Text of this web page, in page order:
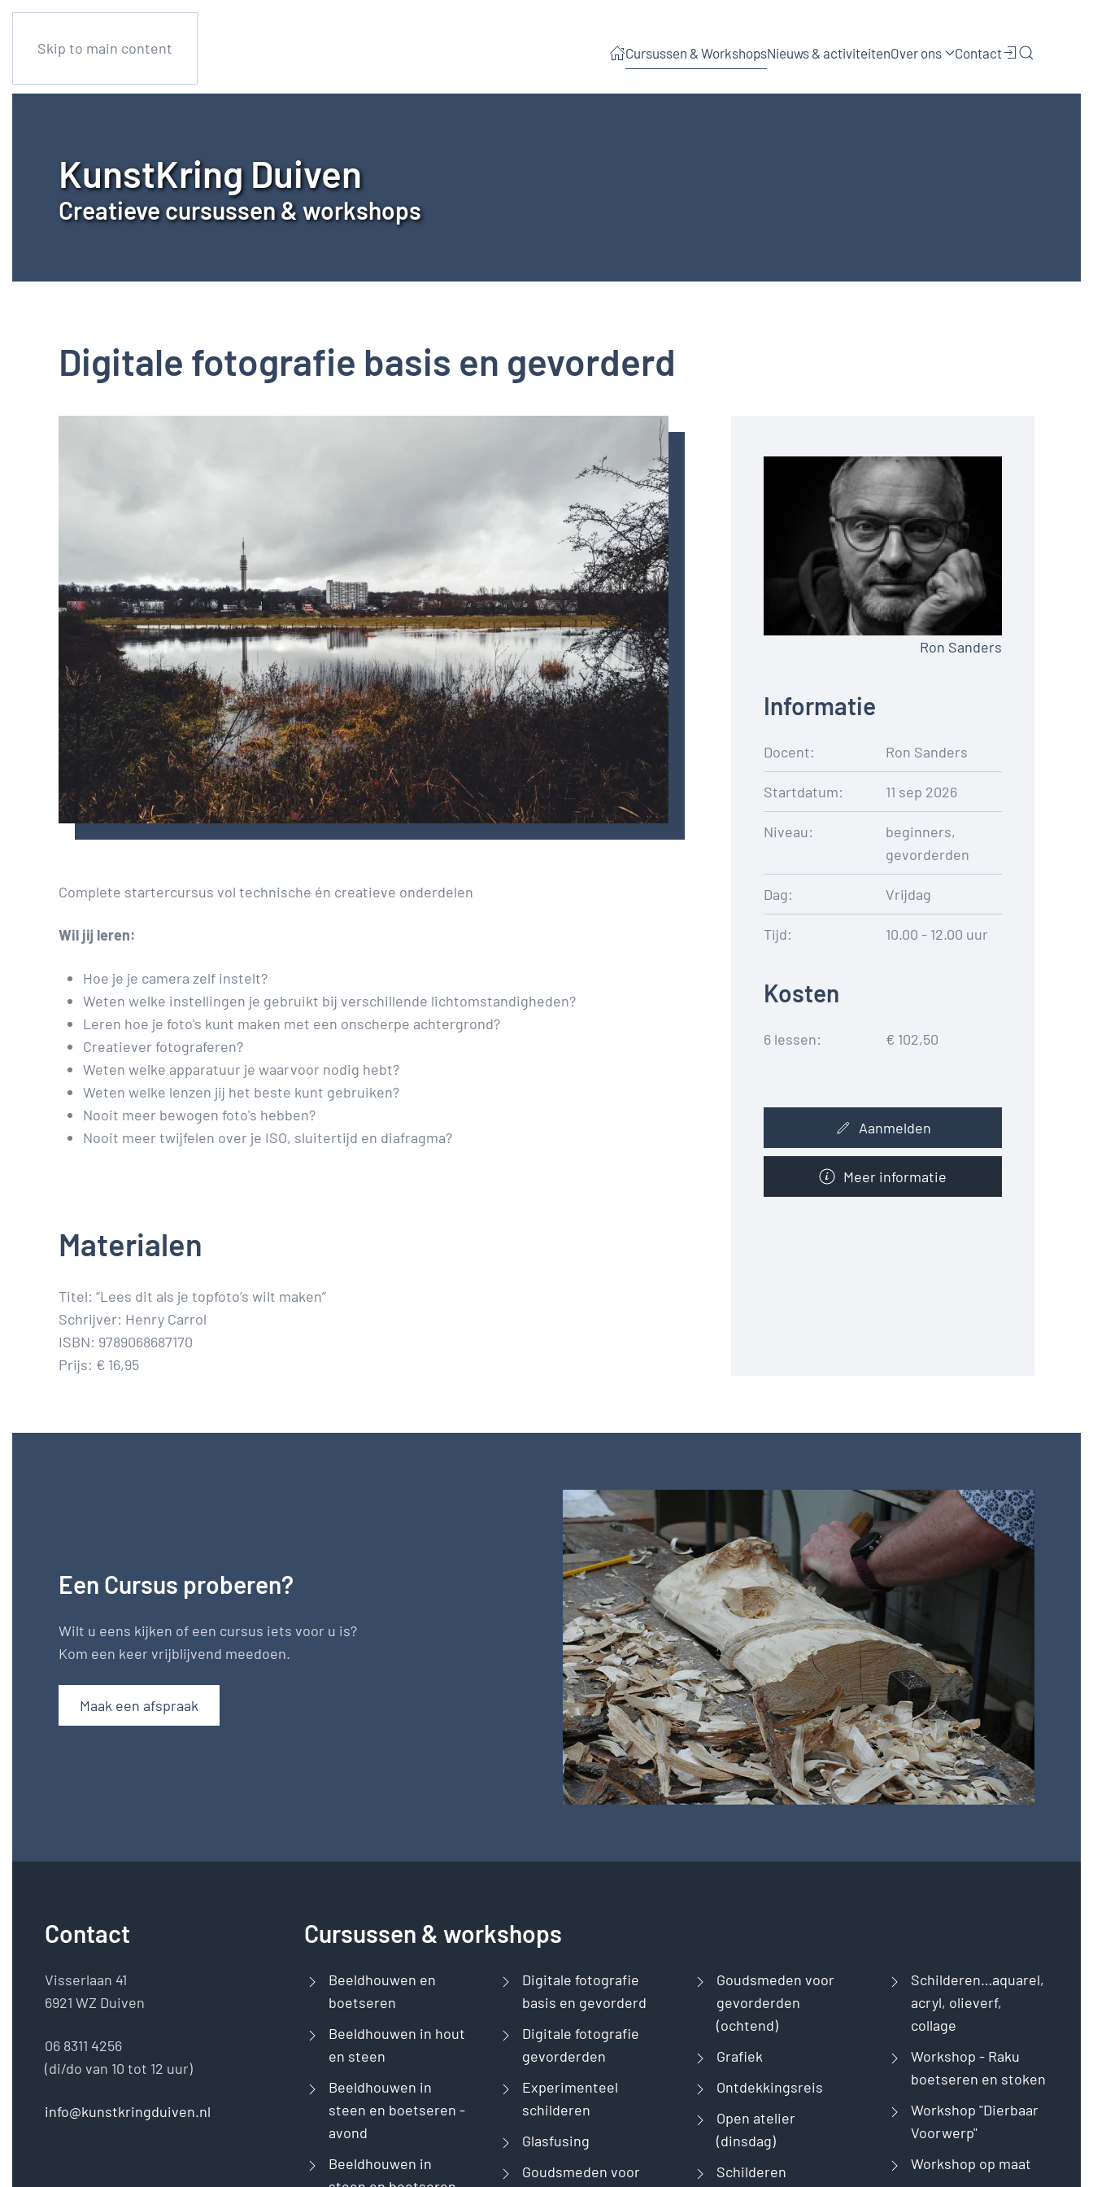
Skip to main content Cursussen & WorkshopsNieuws & activiteitenOver ons Contact
KunstKring Duiven
Creatieve cursussen & workshops
Digitale fotografie basis en gevorderd
Complete startercursus vol technische én creatieve onderdelen
Wil jij leren:
Hoe je je camera zelf instelt?
Weten welke instellingen je gebruikt bij verschillende lichtomstandigheden?
Leren hoe je foto's kunt maken met een onscherpe achtergrond?
Creatiever fotograferen?
Weten welke apparatuur je waarvoor nodig hebt?
Weten welke lenzen jij het beste kunt gebruiken?
Nooit meer bewogen foto's hebben?
Nooit meer twijfelen over je ISO, sluitertijd en diafragma?
Materialen
Titel: “Lees dit als je topfoto’s wilt maken”
Schrijver: Henry Carrol
ISBN: 9789068687170
Prijs: € 16,95
Ron Sanders
Informatie
Docent: Ron Sanders
Startdatum: 11 sep 2026
Niveau:
beginners,
gevorderden
Dag: Vrijdag
Tijd: 10.00 - 12.00 uur
Kosten
6 lessen: € 102,50
Aanmelden
Meer informatie
Een Cursus proberen?
Wilt u eens kijken of een cursus iets voor u is?
Kom een keer vrijblijvend meedoen.
Maak een afspraak
Contact
Visserlaan 41
6921 WZ Duiven
06 8311 4256
(di/do van 10 tot 12 uur)
info@kunstkringduiven.nl
Cursussen & workshops
Beeldhouwen en
boetseren
Beeldhouwen in hout
en steen
Beeldhouwen in
steen en boetseren -
avond
Beeldhouwen in
Digitale fotografie
basis en gevorderd
Digitale fotografie
gevorderden
Experimenteel
schilderen
Glasfusing
Goudsmeden voor
Goudsmeden voor
gevorderden
(ochtend)
Grafiek
Ontdekkingsreis
Open atelier
(dinsdag)
Schilderen
Schilderen…aquarel,
acryl, olieverf,
collage
Workshop - Raku
boetseren en stoken
Workshop "Dierbaar
Voorwerp"
Workshop op maat